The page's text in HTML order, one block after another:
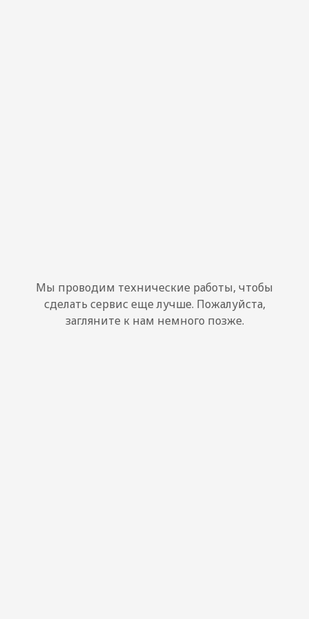
Мы проводим технические работы, чтобы
сделать сервис еще лучше. Пожалуйста,
загляните к нам немного позже.